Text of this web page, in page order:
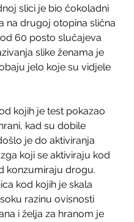
slici je bio čokoladni
na drugoj otopina slična
od 60 posto slučajeva
slike ženama je
jelo koje su vidjele
kojih je test pokazao
kad su dobile
je do aktiviranja
koji se aktiviraju kod
konzumiraju drogu.
kod kojih je skala
razinu ovisnosti
i želja za hranom je